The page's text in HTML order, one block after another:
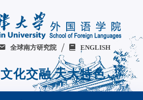
全球南方研究院 ENGLISH
文化交融天大特色